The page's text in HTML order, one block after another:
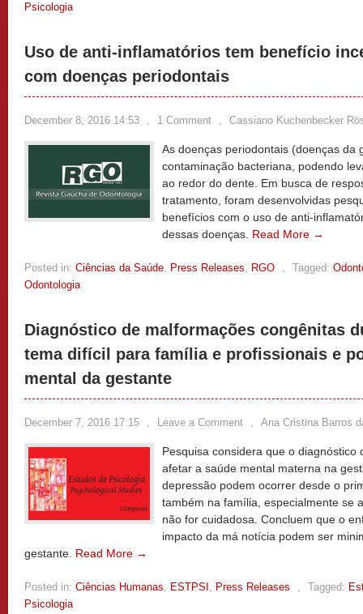
Psicologia
Uso de anti-inflamatórios tem benefício
com doenças periodontais
December 8, 2016 14:53 , 1 Comment , Cassiano Kuchenbecker
As doenças periodontais (doenças da
contaminação bacteriana, podendo
ao redor do dente. Em busca de
tratamento, foram desenvolvidas
benefícios com o uso de anti-
dessas doenças. Read More →
Posted in: Ciências da Saúde, Press Releases, RGO , Tagged:
Odontologia
Diagnóstico de malformações congênitas
tema difícil para família e profissionais e
mental da gestante
December 7, 2016 17:15 , Leave a Comment , Ana Cristina Barros
Pesquisa considera que o
afetar a saúde mental materna na
depressão podem ocorrer desde o
também na família, especialmente se
não for cuidadosa. Concluem que o
impacto da má notícia podem ser
gestante. Read More →
Posted in: Ciências Humanas, ESTPSI , Press Releases , Tagged:
Psicologia